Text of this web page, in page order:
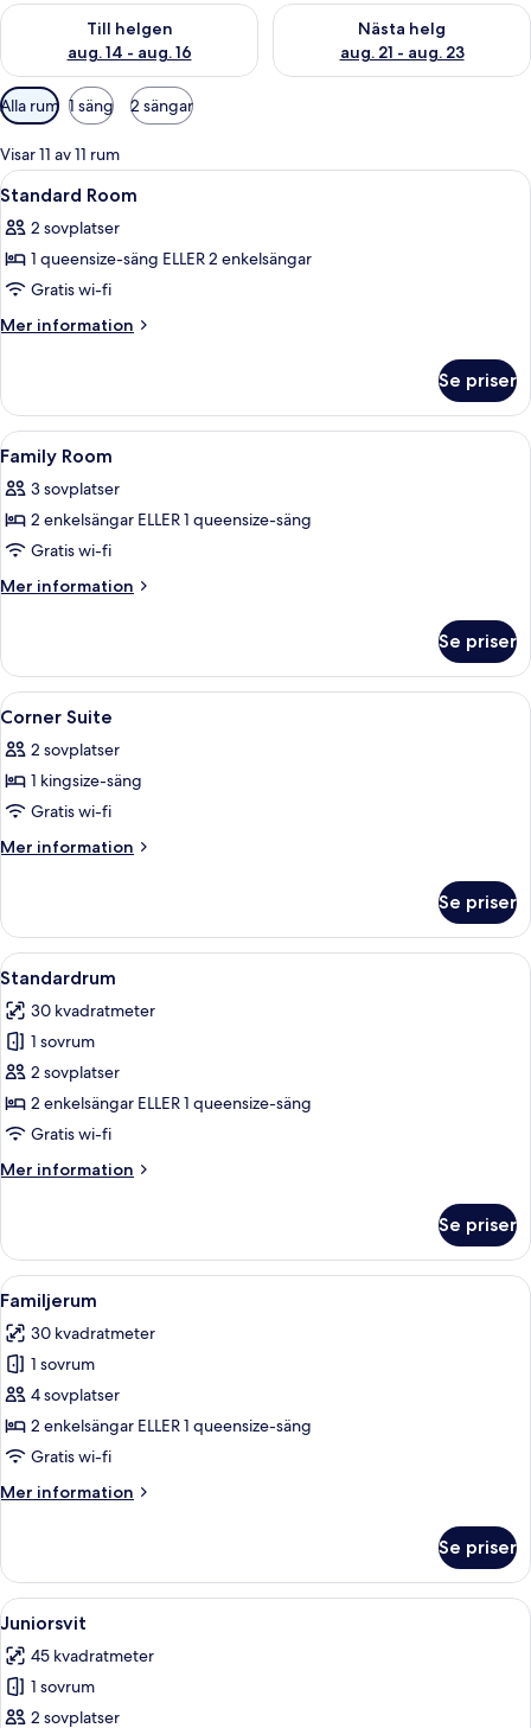
Till helgen
aug. 14 - aug. 16
Kontrollera tillgängligheten för den här helgen aug. 14 - aug.
Nästa helg
aug. 21 - aug. 23
Kontrollera tillgängligheten
Tillgängliga
filter
för
rum
Alla rum 1 säng 2 sängar
Visar 11 av 11 rum
Öppna
alla
foton
för
Standard
Room
Ett hotellrum med en stor säng, ett
4
Standard Room
2 sovplatser
1 queensize-säng ELLER 2 enkelsängar
Gratis wi-fi
Mer information
Mer
Room
Se priser
Öppna
alla
foton
för
Family
Room
Ett modernt hotellrum med en
4
Family Room
3 sovplatser
2 enkelsängar ELLER 1 queensize-säng
Gratis wi-fi
Mer information
Mer
Room
Se priser
Öppna
alla
foton
för
Corner
Suite
Ett hotellrum med en stor säng, en
3
Corner Suite
2 sovplatser
1 kingsize-säng
Gratis wi-fi
Mer information
Mer
Suite
Se priser
Öppna
alla
foton
för
Standardrum
Ett modernt hotellrum med en stor
29
Standardrum
30 kvadratmeter
1 sovrum
2 sovplatser
2 enkelsängar ELLER 1 queensize-säng
Gratis wi-fi
Mer information
Mer
Se priser
Öppna
alla
foton
för
Familjerum
Ett modernt hotellrum med en stor
16
Familjerum
30 kvadratmeter
1 sovrum
4 sovplatser
2 enkelsängar ELLER 1 queensize-säng
Gratis wi-fi
Mer information
Mer
Se priser
Öppna
alla
foton
för
Juniorsvit
Ett modernt hotellrum med en stor
23
Juniorsvit
45 kvadratmeter
1 sovrum
2 sovplatser